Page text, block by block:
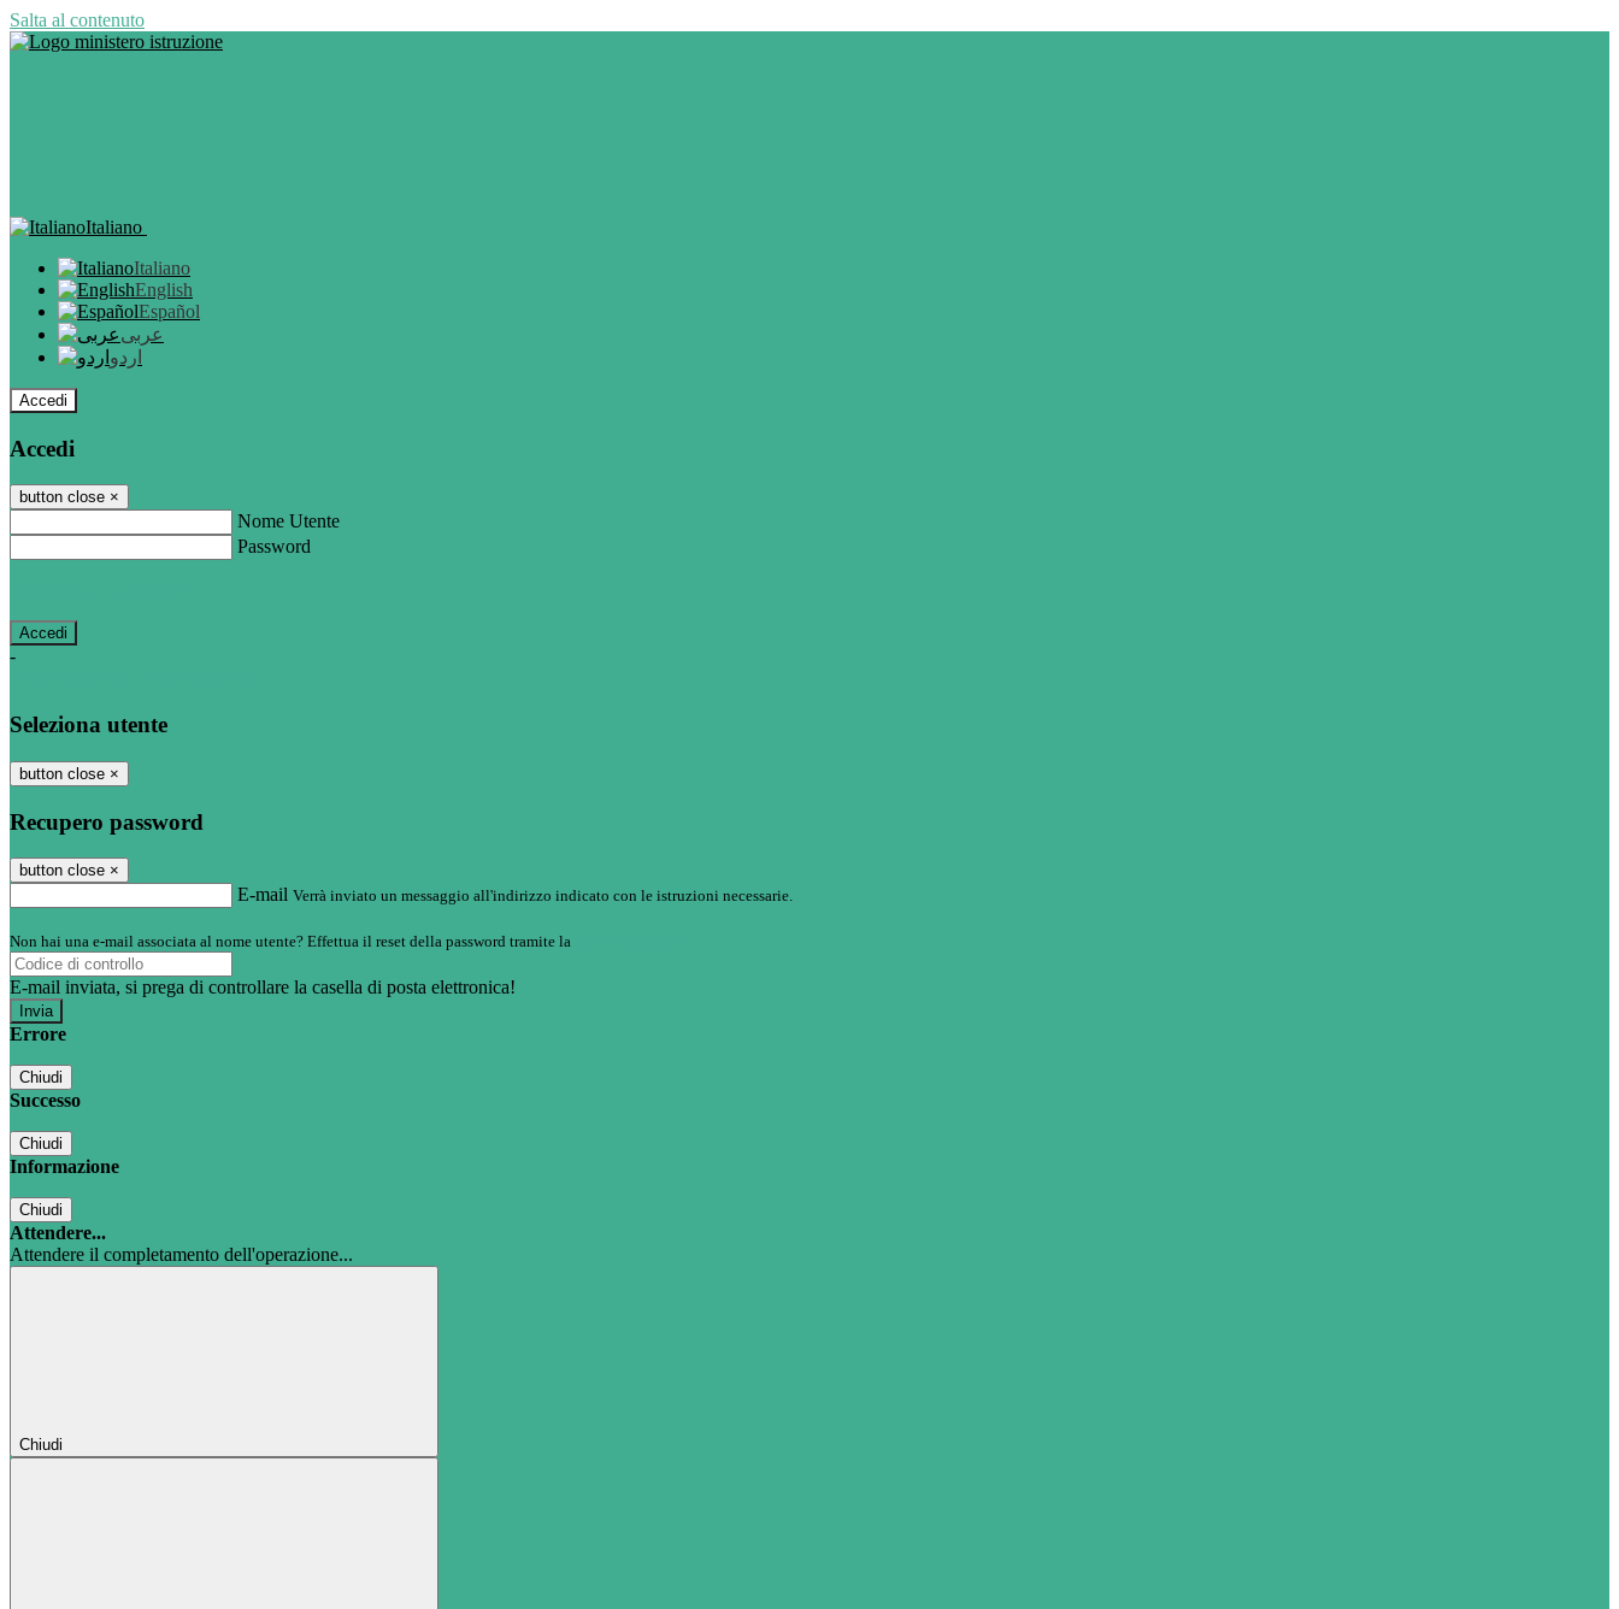
Salta al contenuto
Italiano
Italiano
English
Español
عربى
اردو
Accedi
Accedi
button close ×
Nome Utente
Password
-
Seleziona utente
button close ×
Recupero password
button close ×
E-mail Verrà inviato un messaggio all'indirizzo indicato con le istruzioni necessarie.
Non hai una e-mail associata al nome utente? Effettua il reset della password tramite la
E-mail inviata, si prega di controllare la casella di posta elettronica!
Errore
Chiudi
Successo
Chiudi
Informazione
Chiudi
Attendere...
Attendere il completamento dell'operazione...
Chiudi